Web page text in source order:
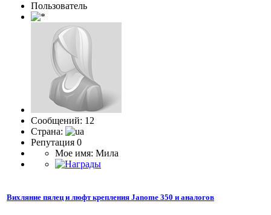
Пользоватeль
Сообщений: 12
Страна:
Репутация 0
Мое имя: Мила
Вихляние пялец и люфт крепления Janome 350 и аналогов